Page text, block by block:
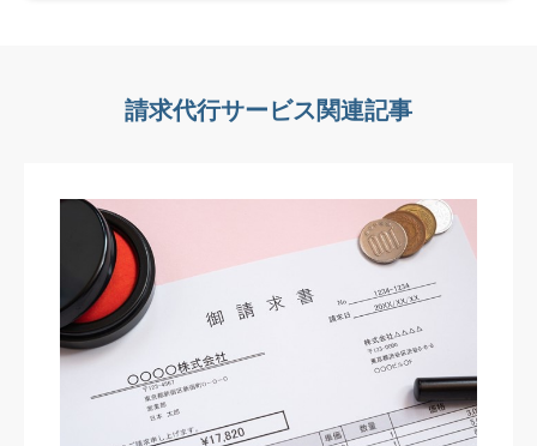
請求代行サービス関連記事